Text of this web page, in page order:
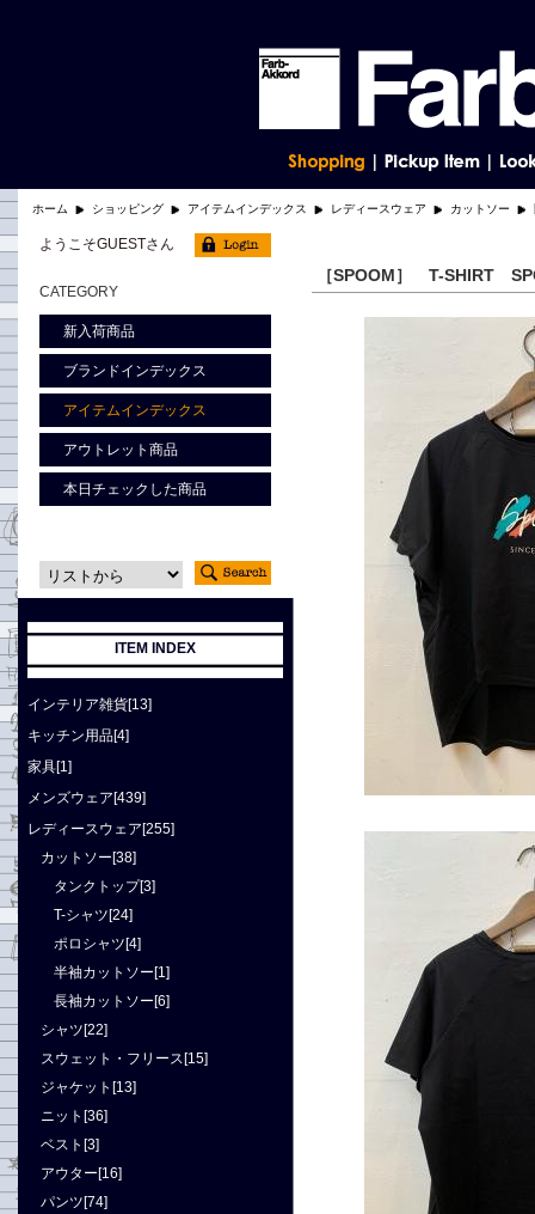
ホーム ショッピング アイテムインデックス レディースウェア カットソー
［SPOOM］ T-SHIRT
ようこそGUESTさん
CATEGORY
新入荷商品
ブランドインデックス
アイテムインデックス
アウトレット商品
本日チェックした商品
ITEM INDEX
インテリア雑貨[13]
キッチン用品[4]
家具[1]
メンズウェア[439]
レディースウェア[255]
カットソー[38]
タンクトップ[3]
T-シャツ[24]
ポロシャツ[4]
半袖カットソー[1]
長袖カットソー[6]
シャツ[22]
スウェット・フリース[15]
ジャケット[13]
ニット[36]
ベスト[3]
アウター[16]
パンツ[74]